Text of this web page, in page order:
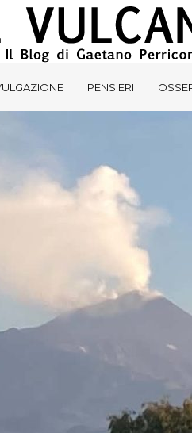
PENSIERI